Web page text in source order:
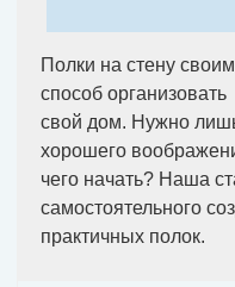
Полки на стену
способ
свой дом. Нужно
хорошего
чего начать? Наша
самостоятельного
практичных полок.